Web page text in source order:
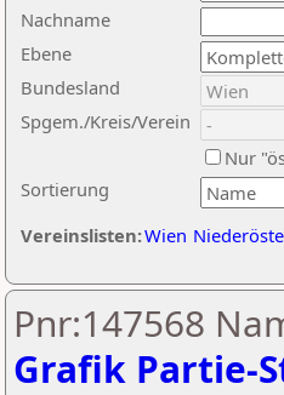
Nachname
Ebene
Sortierung
Bundesland
Spgem./Kreis/Verein
Nur
Vereinslisten:Wien
Pnr:147568
Grafik Partie-